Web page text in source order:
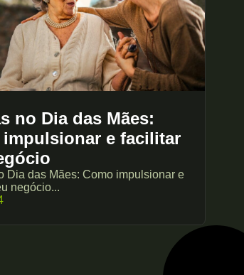
no Dia das Mães:
impulsionar e facilitar
Dia das Mães: Como impulsionar e
negócio...